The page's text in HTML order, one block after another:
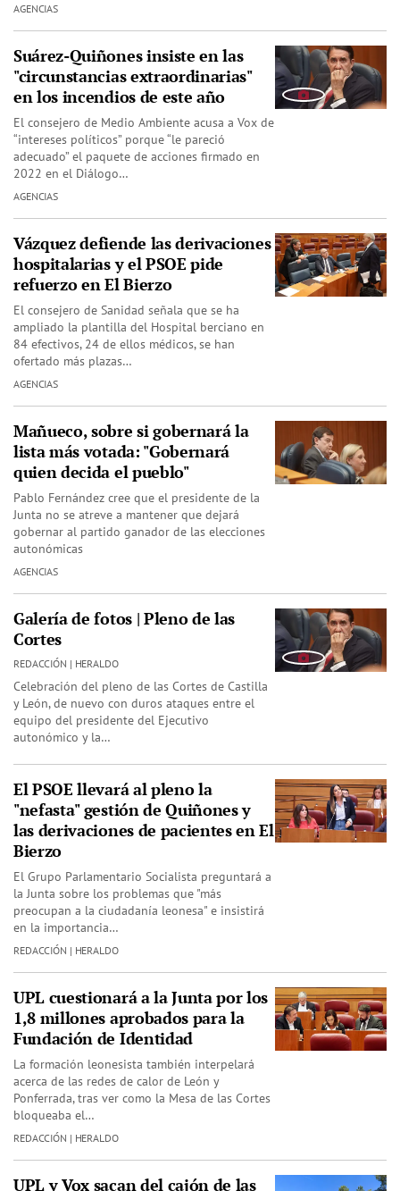
AGENCIAS
Suárez-Quiñones insiste en las
"circunstancias extraordinarias"
en los incendios de este año
El consejero de Medio Ambiente acusa a Vox de
“intereses políticos” porque “le pareció
adecuado” el paquete de acciones firmado en
2022 en el Diálogo…
AGENCIAS
Vázquez defiende las derivaciones
hospitalarias y el PSOE pide
refuerzo en El Bierzo
El consejero de Sanidad señala que se ha
ampliado la plantilla del Hospital berciano en
84 efectivos, 24 de ellos médicos, se han
ofertado más plazas…
AGENCIAS
Mañueco, sobre si gobernará la
lista más votada: "Gobernará
quien decida el pueblo"
Pablo Fernández cree que el presidente de la
Junta no se atreve a mantener que dejará
gobernar al partido ganador de las elecciones
autonómicas
AGENCIAS
Galería de fotos | Pleno de las
Cortes
REDACCIÓN | HERALDO
Celebración del pleno de las Cortes de Castilla
y León, de nuevo con duros ataques entre el
equipo del presidente del Ejecutivo
autonómico y la…
El PSOE llevará al pleno la
"nefasta" gestión de Quiñones y
las derivaciones de pacientes en El
Bierzo
El Grupo Parlamentario Socialista preguntará a
la Junta sobre los problemas que "más
preocupan a la ciudadanía leonesa" e insistirá
en la importancia…
REDACCIÓN | HERALDO
UPL cuestionará a la Junta por los
1,8 millones aprobados para la
Fundación de Identidad
La formación leonesista también interpelará
acerca de las redes de calor de León y
Ponferrada, tras ver como la Mesa de las Cortes
bloqueaba el…
REDACCIÓN | HERALDO
UPL y Vox sacan del cajón de las